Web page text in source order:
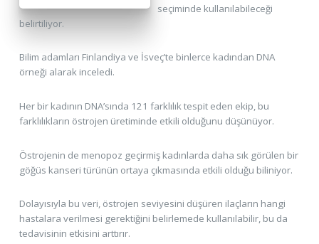
seçiminde kullanılabileceği
belirtiliyor.
Bilim adamları Finlandiya ve İsveç’te binlerce kadından DNA
örneği alarak inceledi.
Her bir kadının DNA’sında 121 farklılık tespit eden ekip, bu
farklılıkların östrojen üretiminde etkili olduğunu düşünüyor.
Östrojenin de menopoz geçirmiş kadınlarda daha sık görülen bir
göğüs kanseri türünün ortaya çıkmasında etkili olduğu biliniyor.
Dolayısıyla bu veri, östrojen seviyesini düşüren ilaçların hangi
hastalara verilmesi gerektiğini belirlemede kullanılabilir, bu da
tedavisinin etkisini arttırır.